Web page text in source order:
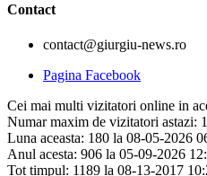
Contact
contact@giurgiu-news.ro
Pagina Facebook
Cei mai multi vizitatori online in
Numar maxim de vizitatori astazi:
Luna aceasta: 180 la 08-05-2026
Anul acesta: 906 la 05-09-2026
Tot timpul: 1189 la 08-13-2017